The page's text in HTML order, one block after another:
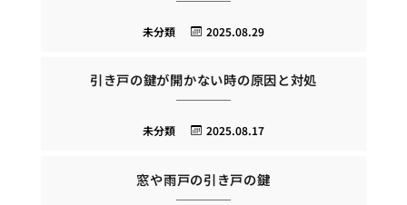
2025.08.29
未分類
引き戸の鍵が開かない時の原因と対処
2025.08.17
未分類
窓や雨戸の引き戸の鍵